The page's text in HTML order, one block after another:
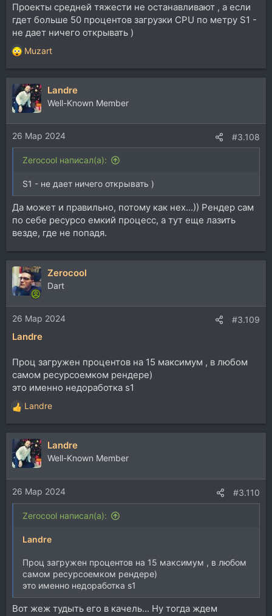
Проекты средней тяжести не останавливают , а если
гдет больше 50 процентов загрузки CPU по метру S1 -
не дает ничего открывать )
Р
е
а
к
ц
и
и
:
Muzart
Landre
Well-Known Member
26 Мар 2024 #3.108
Zerocool написал(а):
S1 - не дает ничего открывать )
Да может и правильно, потому как нех...)) Рендер сам
по себе ресурсо емкий процесс, а тут еще лазить
везде, где не попадя.
Zerocool
Dart
26 Мар 2024 #3.109
Landre
Проц загружен процентов на 15 максимум , в любом
самом ресурсоемком рендере)
это именно недоработка s1
Р
е
а
к
ц
и
и
:
Landre
Landre
Well-Known Member
26 Мар 2024 #3.110
Zerocool написал(а):
Landre
Проц загружен процентов на 15 максимум , в любом
самом ресурсоемком рендере)
это именно недоработка s1
Вот жеж тудыть его в качель... Ну тогда ждем